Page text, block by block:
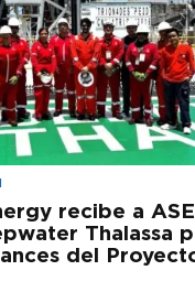
recibe a
Thalassa
del